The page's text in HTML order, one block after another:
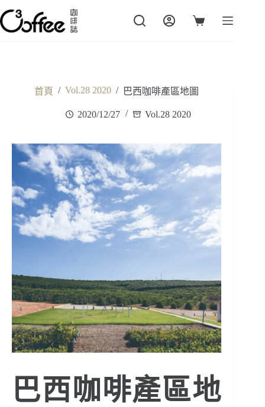
跳
至
主
購
首頁 / Vol.28 2020 / 巴西咖啡產區地圖
2020/12/27 Vol.28 2020
巴西咖啡產區地